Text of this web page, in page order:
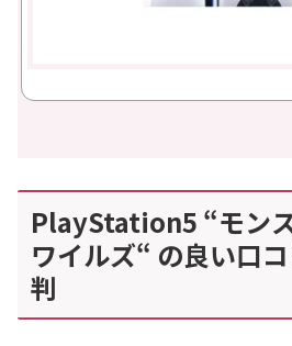
PlayStation5 “モン
ワイルズ“ の良い口
判